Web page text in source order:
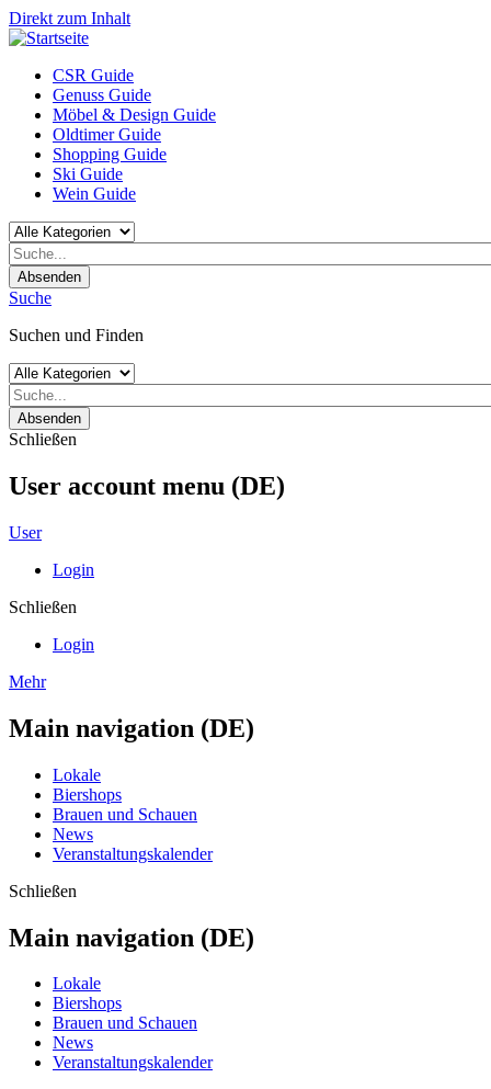
Direkt zum Inhalt
CSR Guide
Genuss Guide
Möbel & Design Guide
Oldtimer Guide
Shopping Guide
Ski Guide
Wein Guide
Absenden
Suche
Suchen und Finden
Absenden
Schließen
User account menu (DE)
User
Login
Schließen
Login
Mehr
Main navigation (DE)
Lokale
Biershops
Brauen und Schauen
News
Veranstaltungskalender
Schließen
Main navigation (DE)
Lokale
Biershops
Brauen und Schauen
News
Veranstaltungskalender